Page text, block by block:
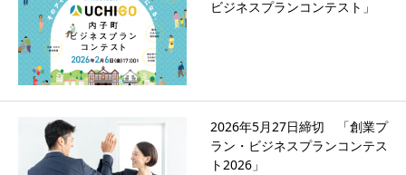
ビジネスプランコンテスト」
2026年5月27日締切 「創業プ
ラン・ビジネスプランコンテス
ト2026」